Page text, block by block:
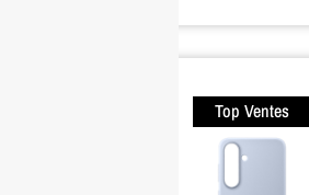
Top Ventes